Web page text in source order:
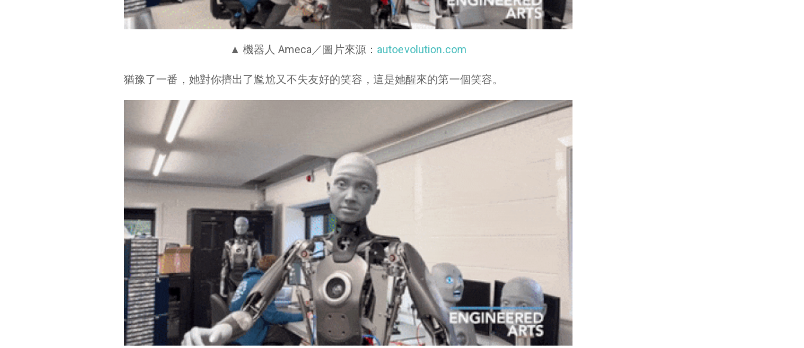
▲ 機器人 Ameca／圖片來源： autoevolution.com
猶豫了一番，她對你擠出了尷尬又不失友好的笑容，這是她醒來的第一個笑容。